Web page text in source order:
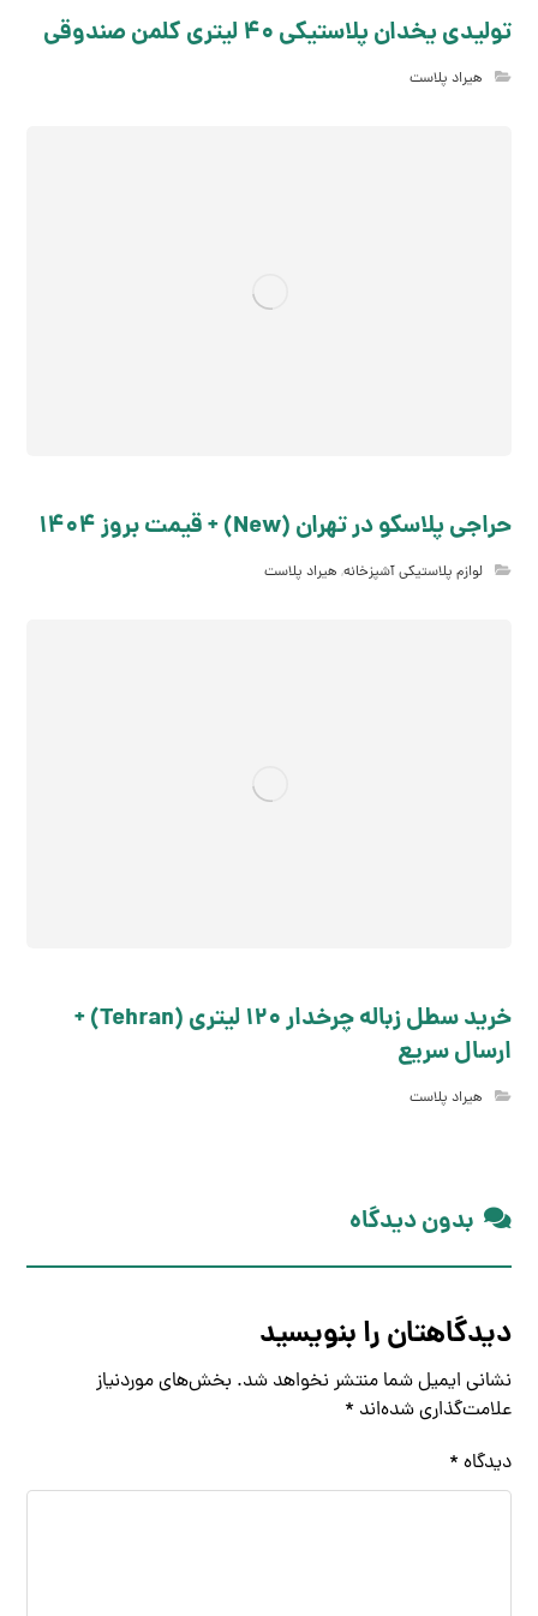
تولیدی یخدان پلاستیکی 40 لیتری کلمن صندوقی
هیراد پلاست
حراجی پلاسکو در تهران (New) + قیمت بروز 1404
لوازم پلاستیکی آشپزخانه, هیراد پلاست
خرید سطل زباله چرخدار 120 لیتری (Tehran) +
ارسال سریع
هیراد پلاست
بدون دیدگاه
دیدگاهتان را بنویسید
نشانی ایمیل شما منتشر نخواهد شد. بخش‌های موردنیاز
علامت‌گذاری شده‌اند *
دیدگاه *